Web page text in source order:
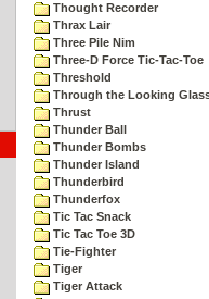
Thought Recorder
Thrax Lair
Three Pile Nim
Three-D Force Tic-Tac-Toe
Threshold
Through the Looking
Thrust
Thunder Ball
Thunder Bombs
Thunder Island
Thunderbird
Thunderfox
Tic Tac Snack
Tic Tac Toe 3D
Tie-Fighter
Tiger
Tiger Attack